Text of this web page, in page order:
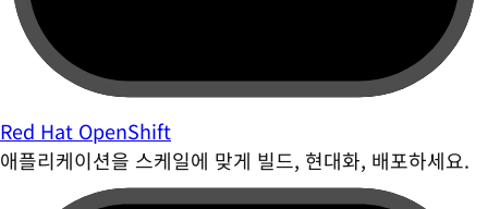
Red Hat OpenShift
애플리케이션을 스케일에 맞게 빌드, 현대화, 배포하세요.